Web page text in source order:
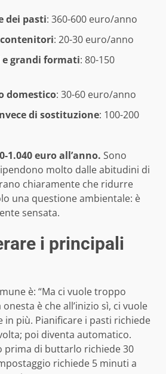
dei pasti: 360-600 euro/anno
: 20-30 euro/anno
grandi formati: 80-150
domestico: 30-60 euro/anno
di sostituzione: 100-200
1.040 euro all’anno. Sono
molto dalle abitudini di
chiaramente che ridurre
una questione ambientale: è
sensata.
i principali
è: “Ma ci vuole troppo
è che all’inizio sì, ci vuole
in più. Pianificare i pasti richiede
poi diventa automatico.
prima di buttarlo richiede 30
richiede 5 minuti a